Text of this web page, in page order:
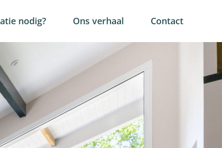
nodig? Ons verhaal Contact